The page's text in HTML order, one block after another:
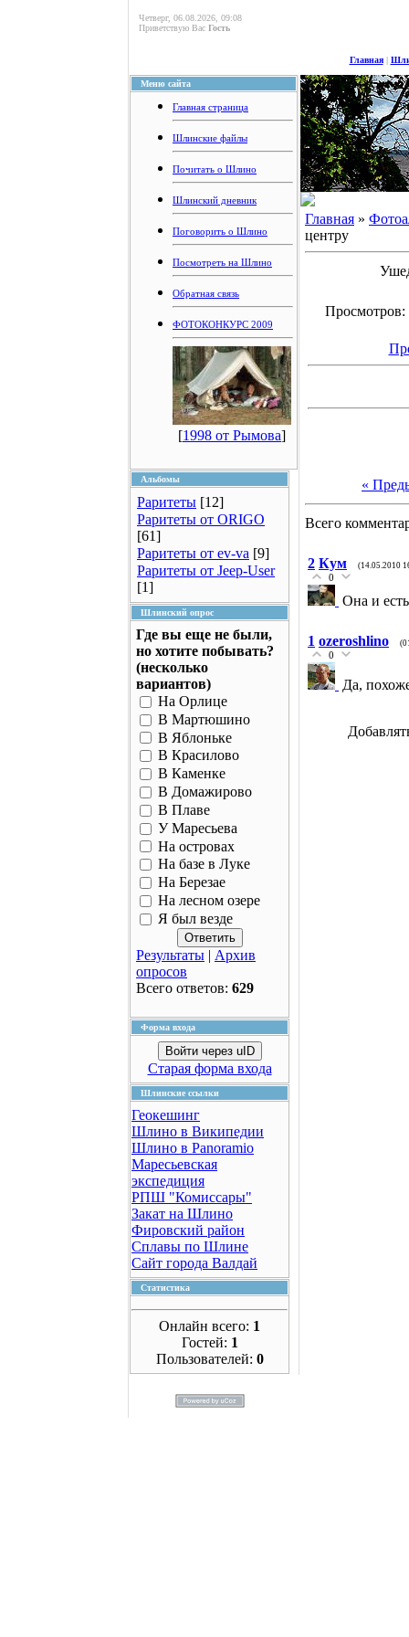
Четверг, 06.08.2026, 09:08
Приветствую Вас Гость
Главная|
Меню сайта
Главная страница
Шлинские файлы
Почитать о Шлино
Шлинский дневник
Поговорить о Шлино
Посмотреть на Шлино
Обратная связь
ФОТОКОНКУРС 2009
[1998 от Рымова]
Альбомы
Раритеты [12]
Раритеты от ORIGO
[61]
Раритеты от ev-va [9]
Раритеты от Jeep-User
[1]
Шлинский опрос
Где вы еще не были,
но хотите побывать?
(несколько
вариантов)
На Орлице
В Мартюшино
В Яблоньке
В Красилово
В Каменке
В Домажирово
В Плаве
У Маресьева
На островах
На базе в Луке
На Березае
На лесном озере
Я был везде
Результаты | Архив
опросов
Всего ответов: 629
Форма входа
Войти через uID
Старая форма входа
Шлинские ссылки
Геокешинг
Шлино в Википедии
Шлино в Panoramio
Маресьевская
экспедиция
РПШ "Комиссары"
Закат на Шлино
Фировский район
Сплавы по Шлине
Сайт города Валдай
Статистика
Онлайн всего: 1
Гостей: 1
Пользователей: 0
Главная »
центру
Просмотров:
«
Всего
2 Кум (14.05.2010
0
Она и
1 ozeroshlino
0
Да,